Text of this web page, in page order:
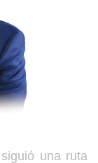
una ruta